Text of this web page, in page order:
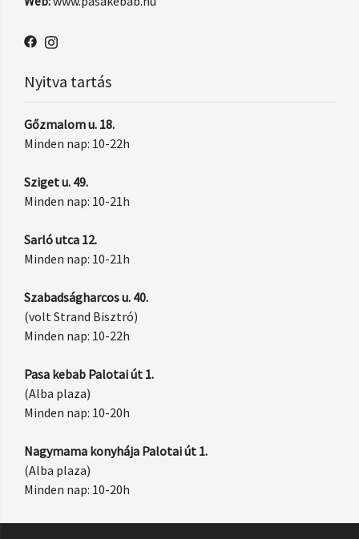
Nyitva tartás
Gőzmalom u. 18.
Minden nap: 10-22h
Sziget u. 49.
Minden nap: 10-21h
Sarló utca 12.
Minden nap: 10-21h
Szabadságharcos u. 40.
(volt Strand Bisztró)
Minden nap: 10-22h
Pasa kebab Palotai út 1.
(Alba plaza)
Minden nap: 10-20h
Nagymama konyhája Palotai út 1.
(Alba plaza)
Minden nap: 10-20h